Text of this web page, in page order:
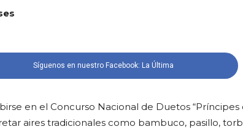
Síguenos en nuestro Facebook: La Última
en el Concurso Nacional de Duetos “Príncipes
aires tradicionales como bambuco, pasillo,